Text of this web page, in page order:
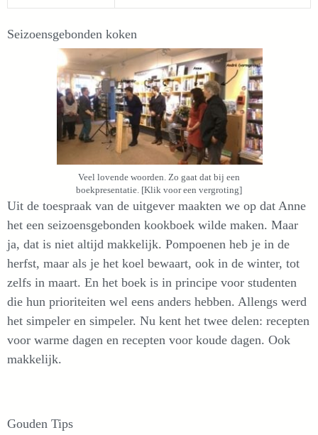
Seizoensgebonden koken
Veel lovende woorden. Zo gaat dat bij een
boekpresentatie. [Klik voor een vergroting]
Uit de toespraak van de uitgever maakten we op dat Anne
het een seizoensgebonden kookboek wilde maken. Maar
ja, dat is niet altijd makkelijk. Pompoenen heb je in de
herfst, maar als je het koel bewaart, ook in de winter, tot
zelfs in maart. En het boek is in principe voor studenten
die hun prioriteiten wel eens anders hebben. Allengs werd
het simpeler en simpeler. Nu kent het twee delen: recepten
voor warme dagen en recepten voor koude dagen. Ook
makkelijk.
Gouden Tips